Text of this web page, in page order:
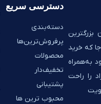
بزرگترین
که خرید
به‌همراه
را راحت
دسترسی سریع
دسته‌بندی
پرفروش‌ترین‌ها
محصولات
تخفیف‌دار
پشتیبانی
محبوب ترین ها